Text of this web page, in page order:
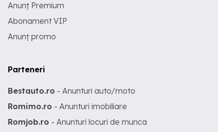
Anunț Premium
Abonament VIP
Anunț promo
Parteneri
Bestauto.ro - Anunturi auto/moto
Romimo.ro - Anunturi imobiliare
Romjob.ro - Anunturi locuri de munca